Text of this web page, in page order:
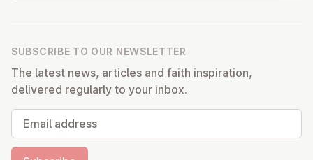
SUBSCRIBE TO OUR NEWSLETTER
The latest news, articles and faith inspiration,
delivered regularly to your inbox.
Email address